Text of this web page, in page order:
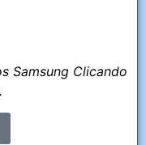
Samsung Clicando